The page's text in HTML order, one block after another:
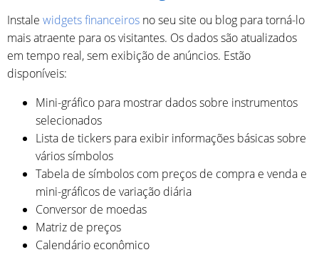
Instale widgets financeiros no seu site ou blog para torná-lo
mais atraente para os visitantes. Os dados são atualizados
em tempo real, sem exibição de anúncios. Estão
disponíveis:
Mini-gráfico para mostrar dados sobre instrumentos
selecionados
Lista de tickers para exibir informações básicas sobre
vários símbolos
Tabela de símbolos com preços de compra e venda e
mini-gráficos de variação diária
Conversor de moedas
Matriz de preços
Calendário econômico